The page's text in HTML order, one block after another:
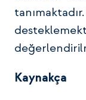
Kaynakça